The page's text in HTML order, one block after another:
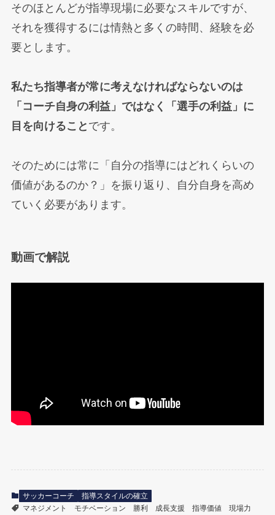
そのほとんどが指導現場に必要なスキルですが、
それを獲得するには情熱と多くの時間、経験を必
要とします。
私たち指導者が常に考えなければならないのは
「コーチ自身の利益」ではなく「選手の利益」に
目を向けること です。
そのためには常に「自分の指導にはどれくらいの
価値があるのか？」を振り返り、自分自身を高め
ていく必要があります。
動画で解説
サッカーコーチ
指導スタイルの確立
マネジメント
モチベーション 勝利 成長支援 指導価値
現場力